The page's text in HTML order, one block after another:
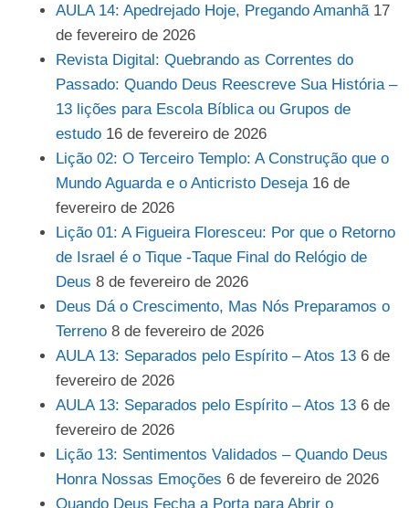
AULA 14: Apedrejado Hoje, Pregando Amanhã 17
de fevereiro de 2026
Revista Digital: Quebrando as Correntes do
Passado: Quando Deus Reescreve Sua História –
13 lições para Escola Bíblica ou Grupos de
estudo 16 de fevereiro de 2026
Lição 02: O Terceiro Templo: A Construção que o
Mundo Aguarda e o Anticristo Deseja 16 de
fevereiro de 2026
Lição 01: A Figueira Floresceu: Por que o Retorno
de Israel é o Tique -Taque Final do Relógio de
Deus 8 de fevereiro de 2026
Deus Dá o Crescimento, Mas Nós Preparamos o
Terreno 8 de fevereiro de 2026
AULA 13: Separados pelo Espírito – Atos 13 6 de
fevereiro de 2026
AULA 13: Separados pelo Espírito – Atos 13 6 de
fevereiro de 2026
Lição 13: Sentimentos Validados – Quando Deus
Honra Nossas Emoções 6 de fevereiro de 2026
Quando Deus Fecha a Porta para Abrir o